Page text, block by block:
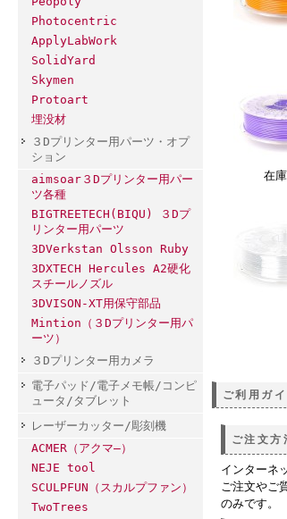
Photocentric
ApplyLabWork
SolidYard
Skymen
Protoart
埋没材
３Dプリンター用パーツ・オプ
ション
aimsoar３Dプリンター用パー
ツ各種
BIGTREETECH(BIQU) ３Dプ
リンター用パーツ
3DVerkstan Olsson Ruby
3DXTECH Hercules A2硬化
スチールノズル
3DVISON-XT用保守部品
Mintion（３Dプリンター用パ
ーツ）
３Dプリンター用カメラ
電子パッド/電子メモ帳/コンピ
ュータ/タブレット
レーザーカッター/彫刻機
ACMER（アクマ―）
NEJE tool
SCULPFUN（スカルプファン）
TwoTrees
在
ご利用ガイ
ご注文方
インターネ
ご注文やご
のみです。